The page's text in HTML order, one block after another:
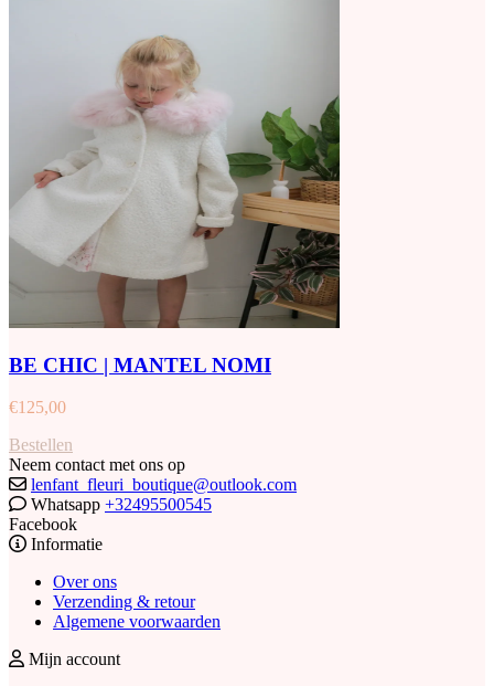
BE CHIC | MANTEL NOMI
€125,00
Bestellen
Neem contact met ons op
lenfant_fleuri_boutique@outlook.com
Whatsapp +32495500545
Facebook
Informatie
Over ons
Verzending & retour
Algemene voorwaarden
Mijn account